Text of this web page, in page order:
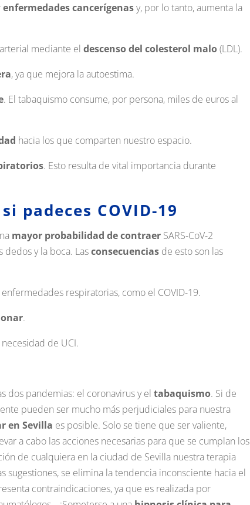
enfermedades cancerígenasy, por lo tanto, aumenta la
mediante eldescenso del colesterol malo(LDL).
, ya que mejora la autoestima.
. El tabaquismo consume, por persona, miles de euros al
hacia los que comparten nuestro espacio.
. Esto resulta de vital importancia durante
padeces COVID-19
mayor probabilidad de contraer SARS-CoV-2
dedos y la boca. Lasconsecuencias de esto son las
respiratorias, como el COVID-19.
.
necesidad de UCI.
dos pandemias: el coronavirus y eltabaquismo. Si de
pueden ser mucho más perjudiciales para nuestra
en Sevilla es posible. Solo se tiene que ser valiente,
a cabo las acciones necesarias para que se cumplan los
de cualquiera en la ciudad de Sevilla nuestra terapia
sugestiones, se elimina la tendencia inconsciente hacia el
contraindicaciones, ya que es realizada por